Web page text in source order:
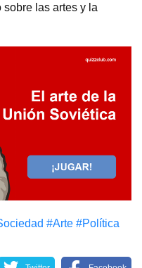
sobre las artes y la
#Arte #Política